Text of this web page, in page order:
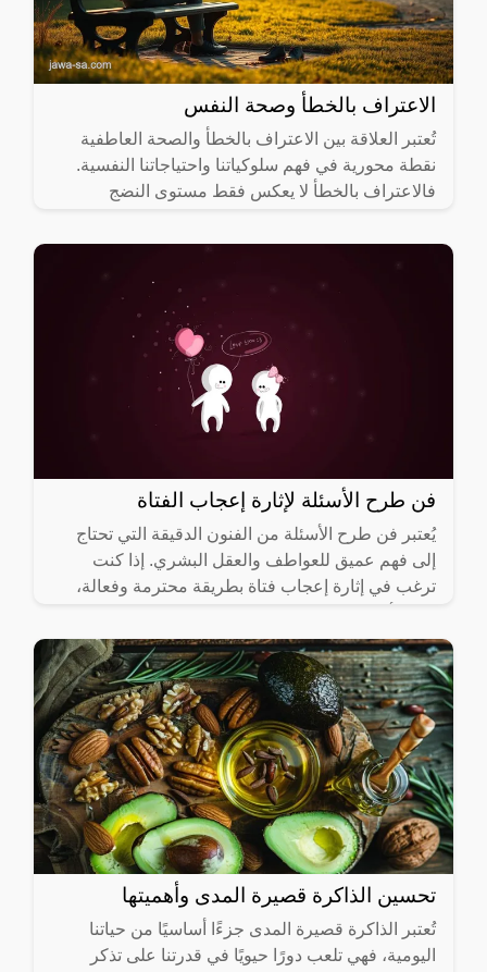
الاعتراف بالخطأ وصحة النفس
تُعتبر العلاقة بين الاعتراف بالخطأ والصحة العاطفية
نقطة محورية في فهم سلوكياتنا واحتياجاتنا النفسية.
فالاعتراف بالخطأ لا يعكس فقط مستوى النضج
فن طرح الأسئلة لإثارة إعجاب الفتاة
يُعتبر فن طرح الأسئلة من الفنون الدقيقة التي تحتاج
إلى فهم عميق للعواطف والعقل البشري. إذا كنت
ترغب في إثارة إعجاب فتاة بطريقة محترمة وفعالة،
تحسين الذاكرة قصيرة المدى وأهميتها
تُعتبر الذاكرة قصيرة المدى جزءًا أساسيًا من حياتنا
اليومية، فهي تلعب دورًا حيويًا في قدرتنا على تذكر